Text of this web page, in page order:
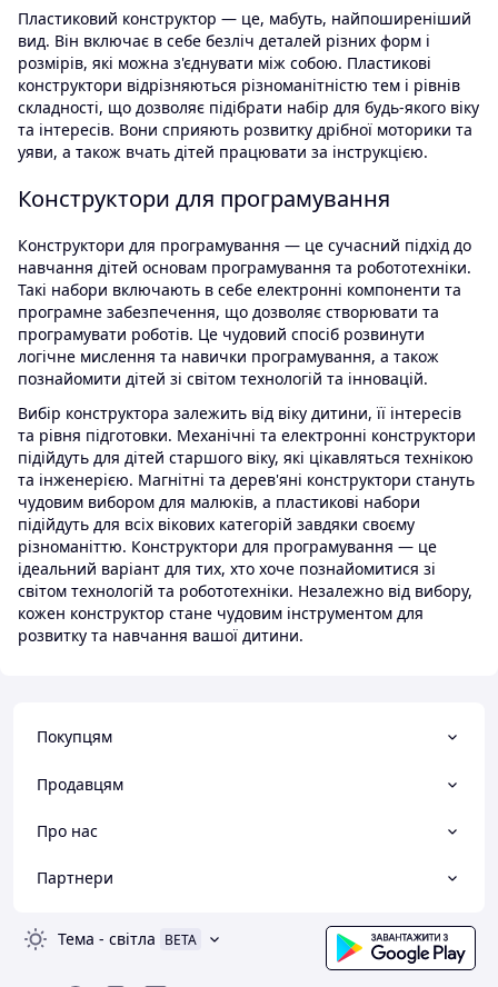
Пластиковий конструктор — це, мабуть, найпоширеніший
вид. Він включає в себе безліч деталей різних форм і
розмірів, які можна з'єднувати між собою. Пластикові
конструктори відрізняються різноманітністю тем і рівнів
складності, що дозволяє підібрати набір для будь-якого віку
та інтересів. Вони сприяють розвитку дрібної моторики та
уяви, а також вчать дітей працювати за інструкцією.
Конструктори для програмування
Конструктори для програмування — це сучасний підхід до
навчання дітей основам програмування та робототехніки.
Такі набори включають в себе електронні компоненти та
програмне забезпечення, що дозволяє створювати та
програмувати роботів. Це чудовий спосіб розвинути
логічне мислення та навички програмування, а також
познайомити дітей зі світом технологій та інновацій.
Вибір конструктора залежить від віку дитини, її інтересів
та рівня підготовки. Механічні та електронні конструктори
підійдуть для дітей старшого віку, які цікавляться технікою
та інженерією. Магнітні та дерев'яні конструктори стануть
чудовим вибором для малюків, а пластикові набори
підійдуть для всіх вікових категорій завдяки своєму
різноманіттю. Конструктори для програмування — це
ідеальний варіант для тих, хто хоче познайомитися зі
світом технологій та робототехніки. Незалежно від вибору,
кожен конструктор стане чудовим інструментом для
розвитку та навчання вашої дитини.
Покупцям
Продавцям
Про нас
Партнери
Тема - світла BETA